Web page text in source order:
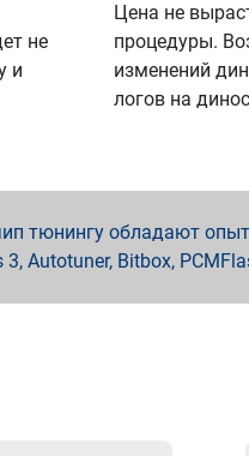
не
и
Цена не
процедуры.
изменений
логов на
тюнингу обладают
Autotuner, Bitbox,